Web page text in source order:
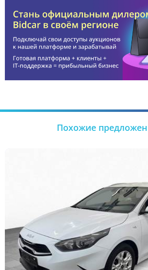
Похожие